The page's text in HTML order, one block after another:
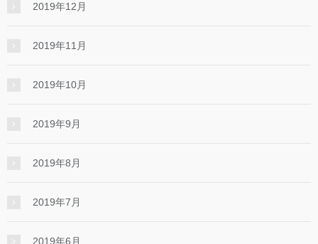
2019年12月
2019年11月
2019年10月
2019年9月
2019年8月
2019年7月
2019年6月